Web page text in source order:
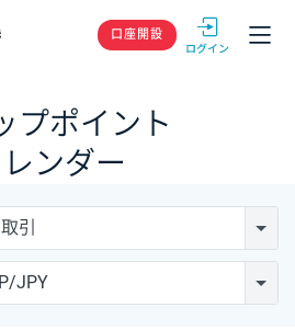
GMOクリック
口座開設
プポイント
ンダー
引
JPY